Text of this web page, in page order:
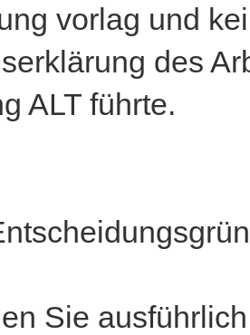
vorlag und
des
ALT führte.
Sie